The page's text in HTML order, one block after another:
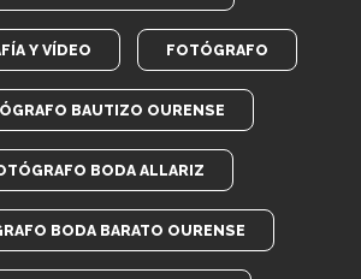
Y VÍDEO FOTÓGRAFO
BAUTIZO OURENSE
BODA ALLARIZ
BODA BARATO OURENSE